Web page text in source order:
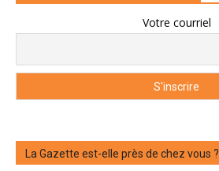
Votre courriel
La Gazette est-elle près de chez vous ?